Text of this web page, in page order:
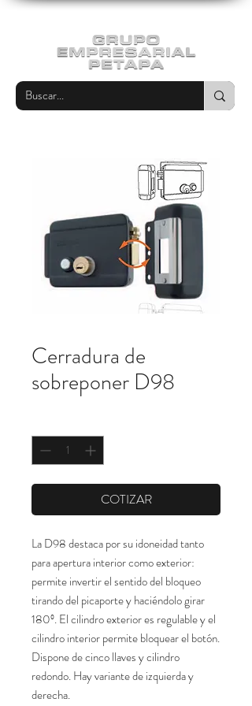
Cerradura de
sobreponer D98
COTIZAR
La D98 destaca por su idoneidad tanto
para apertura interior como exterior:
permite invertir el sentido del bloqueo
tirando del picaporte y haciéndolo girar
180º. El cilindro exterior es regulable y el
cilindro interior permite bloquear el botón.
Dispone de cinco llaves y cilindro
redondo. Hay variante de izquierda y
derecha.